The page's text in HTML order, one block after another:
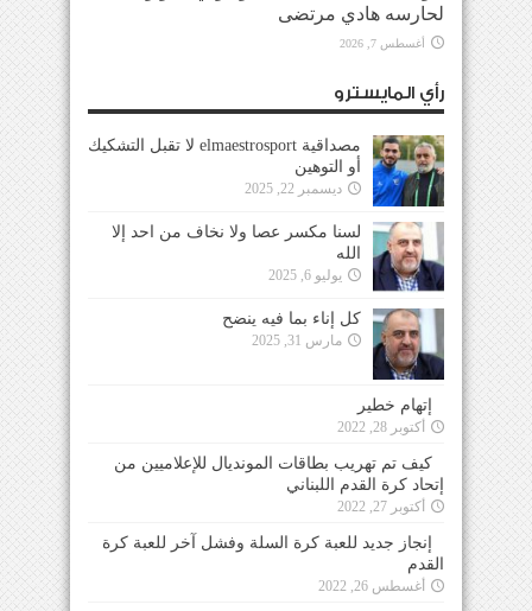
لحارسه هادي مرتضى
أغسطس 7, 2026
رأي المايسترو
مصداقية elmaestrosport لا تقبل التشكيك
أو التوهين
ديسمبر 22, 2025
لسنا مكسر عصا ولا نخاف من احد إلا
الله
يوليو 6, 2025
كل إناء بما فيه ينضح
مارس 31, 2025
إتهام خطير
أكتوبر 28, 2022
كيف تم تهريب بطاقات المونديال للإعلاميين من
إتحاد كرة القدم اللبناني
أكتوبر 27, 2022
إنجاز جديد للعبة كرة السلة وفشل آخر للعبة كرة
القدم
أغسطس 26, 2022